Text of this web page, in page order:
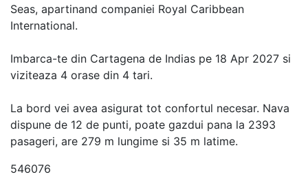
Seas, apartinand companiei Royal Caribbean
International.
Imbarca-te din Cartagena de Indias pe 18 Apr 2027 si
viziteaza 4 orase din 4 tari.
La bord vei avea asigurat tot confortul necesar. Nava
dispune de 12 de punti, poate gazdui pana la 2393
pasageri, are 279 m lungime si 35 m latime.
546076